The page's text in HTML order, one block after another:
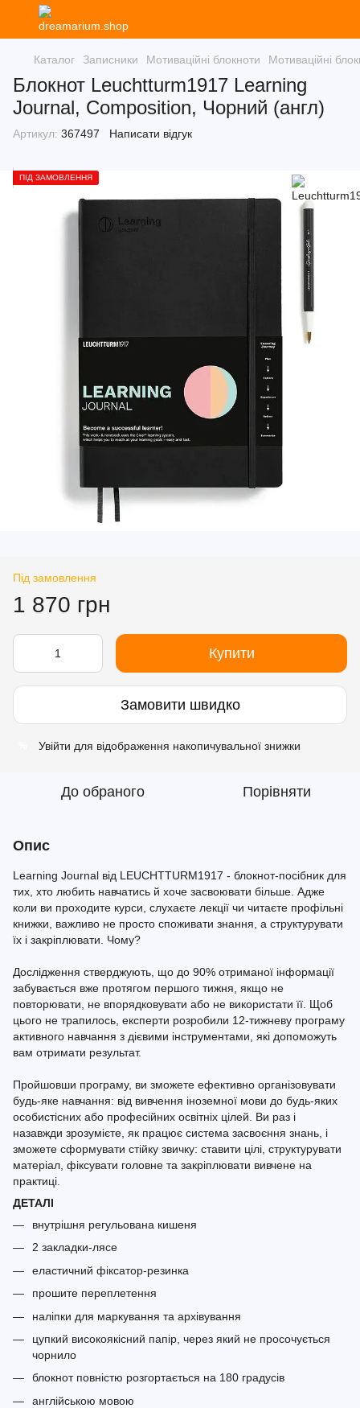
Каталог Записники Мотиваційні блокноти Мотиваційні
Блокнот Leuchtturm1917 Learning
Journal, Composition, Чорний (англ)
Артикул: 367497 Написати відгук
ПІД ЗАМОВЛЕННЯ
Під замовлення
1 870 грн
Купити
Замовити швидко
Увійти для відображення накопичувальної знижки
До обраного Порівняти
Опис
Learning Journal від LEUCHTTURM1917 - блокнот-посібник для
тих, хто любить навчатись й хоче засвоювати більше. Адже
коли ви проходите курси, слухаєте лекції чи читаєте профільні
книжки, важливо не просто споживати знання, а структурувати
їх і закріплювати. Чому?
Дослідження стверджують, що до 90% отриманої інформації
забувається вже протягом першого тижня, якщо не
повторювати, не впорядковувати або не використати її. Щоб
цього не трапилось, експерти розробили 12-тижневу програму
активного навчання з дієвими інструментами, які допоможуть
вам отримати результат.
Пройшовши програму, ви зможете ефективно організовувати
будь-яке навчання: від вивчення іноземної мови до будь-яких
особистісних або професійних освітніх цілей. Ви раз і
назавжди зрозумієте, як працює система засвоєння знань, і
зможете сформувати стійку звичку: ставити цілі, структурувати
матеріал, фіксувати головне та закріплювати вивчене на
практиці.
ДЕТАЛІ
внутрішня регульована кишеня
2 закладки-лясе
еластичний фіксатор-резинка
прошите переплетення
наліпки для маркування та архівування
цупкий високоякісний папір, через який не просочується
чорнило
блокнот повністю розгортається на 180 градусів
англійською мовою